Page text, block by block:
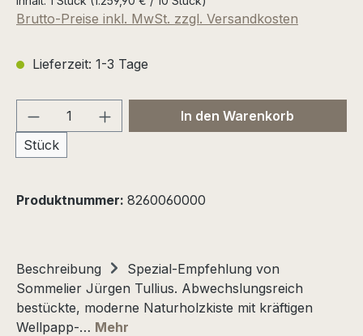
Brutto-Preise inkl. MwSt. zzgl. Versandkosten
Lieferzeit: 1-3 Tage
Produkt Anzahl: Gib den
Stück
In den Warenkorb
Produktnummer: 8260060000
Beschreibung
Spezial-Empfehlung von
Sommelier Jürgen Tullius. Abwechslungsreich
bestückte, moderne Naturholzkiste mit kräftigen
Wellpapp-… Mehr